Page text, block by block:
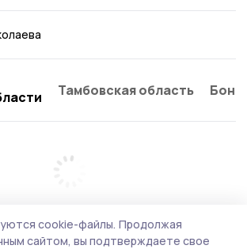
Тамбовская область
cookie-файлы. Продолжая
сайтом, вы подтверждаете свое